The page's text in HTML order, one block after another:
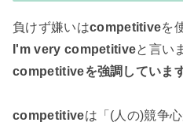
負けず嫌いはcompetitiveを
I'm very competitiveと言い
competitiveを強調しています
competitiveは「(人の)競争